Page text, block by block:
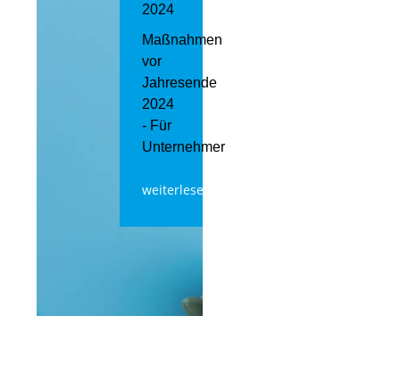
2024
Maßnahmen
vor
Jahresende
2024
- Für
Unternehmer
weiterlesen